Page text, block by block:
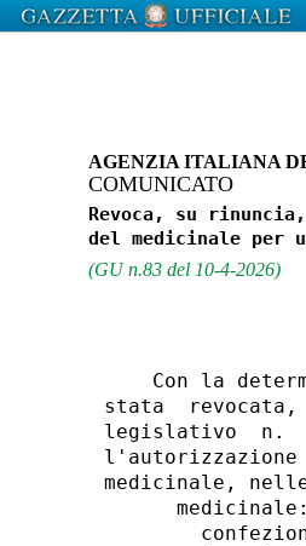
AGENZIA ITALIANA
COMUNICATO
Revoca, su
(GU n.83 del 10-4-2026)
Con la
stata
legislativo  n.
medicinale,